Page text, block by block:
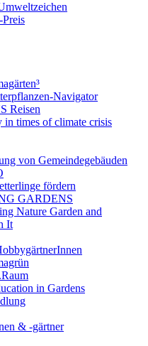
Preis
Navigator
Reisen
in times of climate crisis
von Gemeindegebäuden
fördern
GARDENS
Nature Garden and
It
in Gardens
& -gärtner